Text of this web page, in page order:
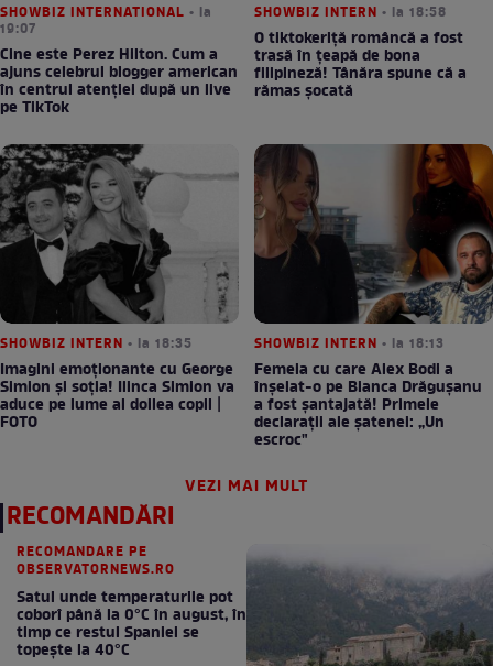
SHOWBIZ INTERNATIONAL • la
19:07
Cine este Perez Hilton. Cum a
ajuns celebrul blogger american
în centrul atenției după un live
pe TikTok
SHOWBIZ INTERN • la 18:58
O tiktokeriță româncă a fost
trasă în țeapă de bona
filipineză! Tânăra spune că a
rămas șocată
SHOWBIZ INTERN • la 18:35
Imagini emoționante cu George
Simion și soția! Ilinca Simion va
aduce pe lume al doilea copil |
FOTO
SHOWBIZ INTERN • la 18:13
Femeia cu care Alex Bodi a
înșelat-o pe Bianca Drăgușanu
a fost șantajată! Primele
declarații ale șatenei: „Un
escroc"
VEZI MAI MULT
RECOMANDĂRI
RECOMANDARE PE
OBSERVATORNEWS.RO
Satul unde temperaturile pot
coborî până la 0°C în august, în
timp ce restul Spaniei se
topește la 40°C